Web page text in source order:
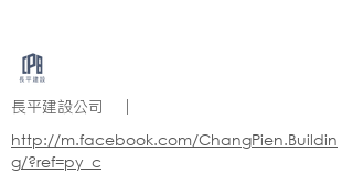
長平建設公司 ｜
http://m.facebook.com/ChangPien.Buildin
g/?ref=py_c